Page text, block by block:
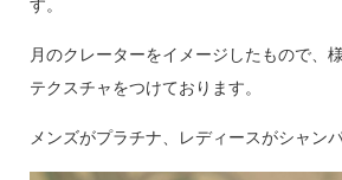
す。
月のクレーターをイメージしたもので、
テクスチャをつけております。
メンズがプラチナ、レディースがシャン